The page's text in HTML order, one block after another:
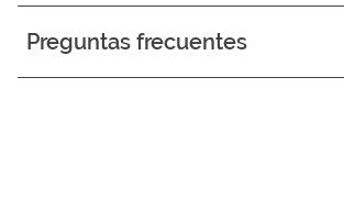
Preguntas frecuentes